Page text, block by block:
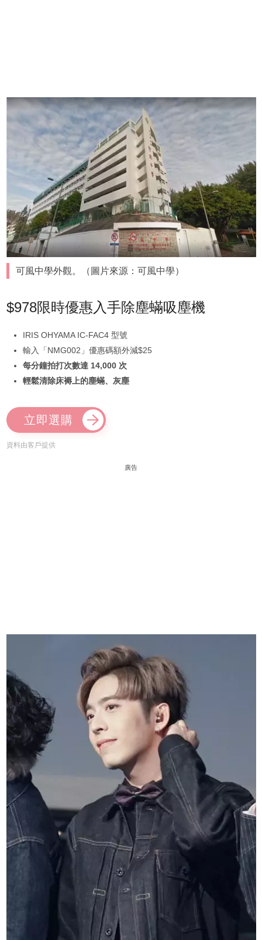
可風中學外觀。（圖片來源：可風中學）
$978限時優惠入手除塵蟎吸塵機
IRIS OHYAMA IC-FAC4 型號
輸入「NMG002」優惠碼額外減$25
每分鐘拍打次數達 14,000 次
輕鬆清除床褥上的塵蟎、灰塵
立即選購
資料由客戶提供
廣告